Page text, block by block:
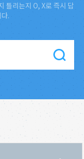
틀리는지 O, X로 즉시 답
.